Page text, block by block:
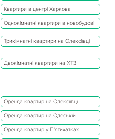
Квартири в центрі Харкова
Однокімнатні квартири в новобудові
Трикімнатні квартири на Олексіївці
Двокімнатні квартири на ХТЗ
Оренда квартир на Олексіївці
Оренда квартир на Одеській
Оренда квартир у П'ятихатках